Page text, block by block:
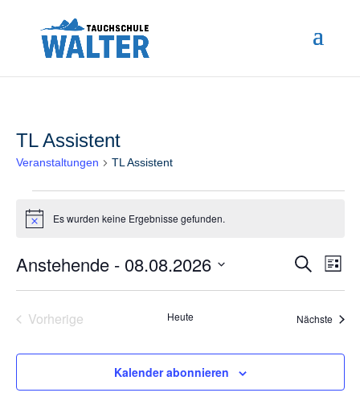
TL Assistent
Veranstaltungen TL Assistent
Veranstaltungen
HinweisEs wurden keine Ergebnisse gefunden.
und
Suche
Liste
Anstehende - 08.08.2026
Vorherige
Heute Nächste
Kalender abonnieren